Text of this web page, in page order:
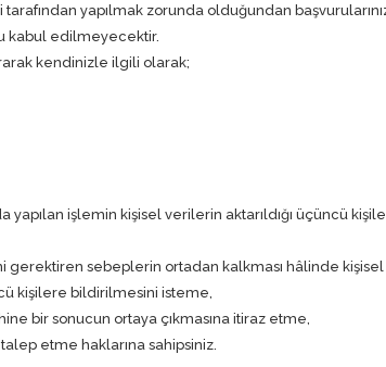
yapılmak zorunda olduğundan
kabul edilmeyecektir.
kendinizle ilgili olarak;
işlemin kişisel verilerin aktarıldığı üçüncü
gerektiren sebeplerin ortadan kalkması hâlinde
kişilere bildirilmesini isteme,
bir sonucun ortaya çıkmasına itiraz etme,
etme haklarına sahipsiniz.